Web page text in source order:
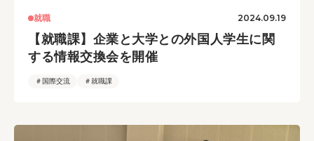
就職 2024.09.19
【就職課】企業と大学との外国人学生に関
する情報交換会を開催
＃国際交流 ＃就職課